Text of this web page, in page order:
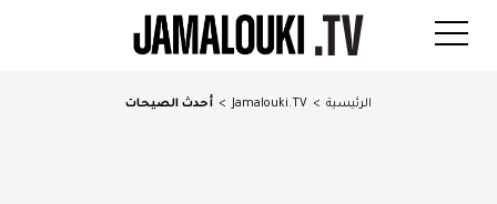
الرئيسية >
Jamalouki.TV
> أحدث الصيحات